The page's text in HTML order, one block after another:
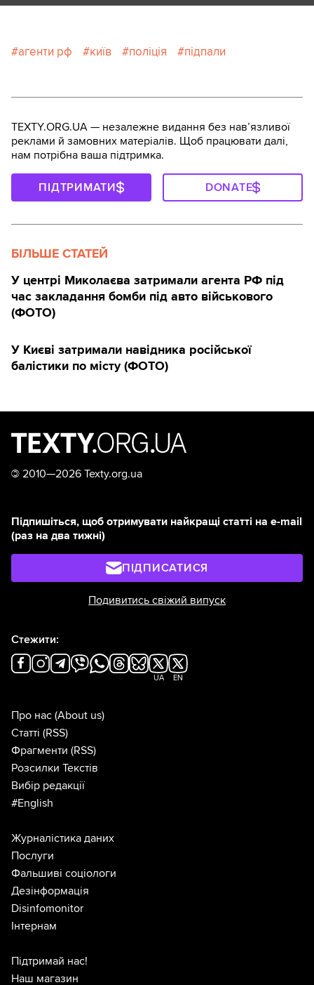
агенти рф київ поліція підпали
TEXTY.ORG.UA — незалежне видання без навʼязливої
реклами й замовних матеріалів. Щоб працювати далі,
нам потрібна ваша підтримка.
ПІДТРИМАТИ DONATE
БІЛЬШЕ СТАТЕЙ
У центрі Миколаєва затримали агента РФ під
час закладання бомби під авто військового
(ФОТО)
У Києві затримали навідника російської
балістики по місту (ФОТО)
© 2010—2026 Texty.org.ua
Підпишіться, щоб отримувати найкращі статті на e-mail
(раз на два тижні)
ПІДПИСАТИСЯ
Подивитись свіжий випуск
Стежити:
UA EN
Про нас (About us)
Статті (RSS)
Фрагменти (RSS)
Розсилки Текстів
Вибір редакції
#English
Журналістика даних
Послуги
Фальшиві соціологи
Дезінформація
Disinfomonitor
Інтернам
Підтримай нас!
Наш магазин